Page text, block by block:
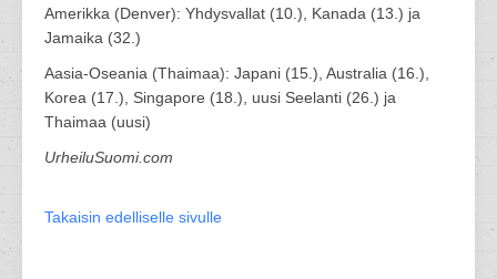
Amerikka (Denver): Yhdysvallat (10.), Kanada (13.) ja
Jamaika (32.)
Aasia-Oseania (Thaimaa): Japani (15.), Australia (16.),
Korea (17.), Singapore (18.), uusi Seelanti (26.) ja
Thaimaa (uusi)
UrheiluSuomi.com
Takaisin edelliselle sivulle